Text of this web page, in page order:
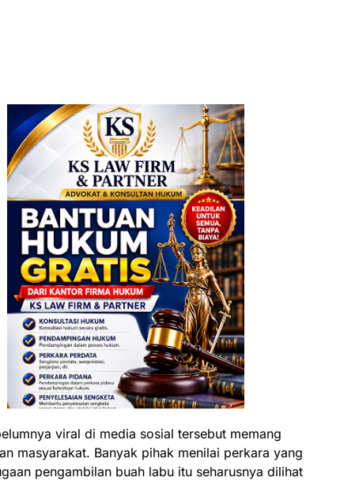
viral di media sosial tersebut memang
masyarakat. Banyak pihak menilai perkara yang
pengambilan buah labu itu seharusnya dilihat